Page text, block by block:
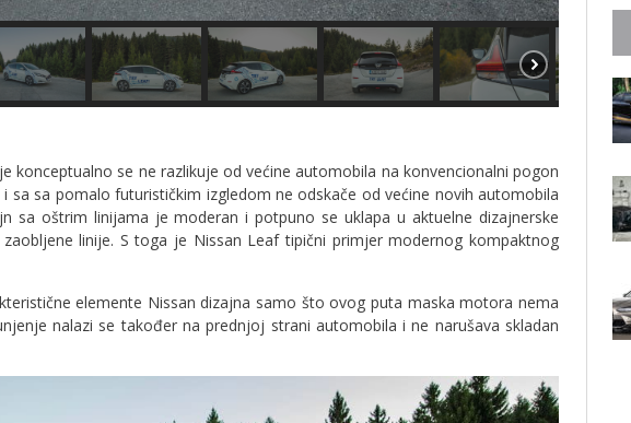
konceptualno se ne razlikuje od većine automobila na konvencionalni pogon
sa sa pomalo futurističkim izgledom ne odskače od većine novih automobila
sa oštrim linijama je moderan i potpuno se uklapa u aktuelne dizajnerske
linije. S toga je Nissan Leaf tipični primjer modernog kompaktnog
elemente Nissan dizajna samo što ovog puta maska motora nema
nalazi se također na prednjoj strani automobila i ne narušava skladan